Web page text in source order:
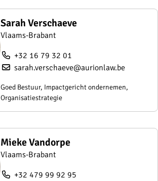
Sarah Verschaeve
Vlaams-Brabant
+32 16 79 32 01
sarah.verschaeve@aurionlaw.be
Goed Bestuur, Impactgericht ondernemen,
Organisatiestrategie
Mieke Vandorpe
Vlaams-Brabant
+32 479 99 92 95